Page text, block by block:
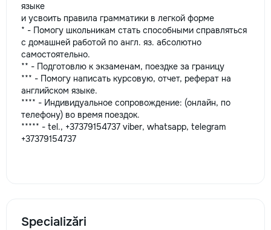
языке
и усвоить правила грамматики в легкой форме
* - Помогу школьникам стать способными справляться
с домашней работой по англ. яз. абсолютно
самостоятельно.
** - Подготовлю к экзаменам, поездке за границу
*** - Помогу написать курсовую, отчет, реферат на
английском языке.
**** - Индивидуальное сопровождение: (онлайн, по
телефону) во время поездок.
***** - tel., +37379154737 viber, whatsapp, telegram
+37379154737
Specializări